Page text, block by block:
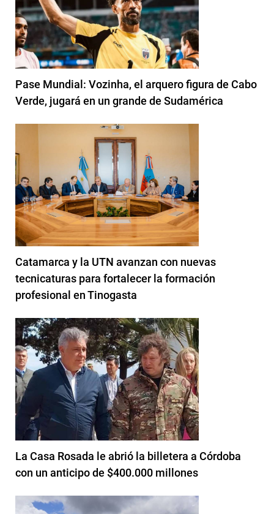
Pase Mundial: Vozinha, el arquero figura de Cabo
Verde, jugará en un grande de Sudamérica
Catamarca y la UTN avanzan con nuevas
tecnicaturas para fortalecer la formación
profesional en Tinogasta
La Casa Rosada le abrió la billetera a Córdoba
con un anticipo de $400.000 millones